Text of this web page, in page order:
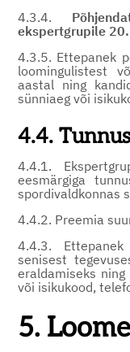
4.3.4.
ekspertgrupile
4.3.5. Ettepanek
loomingulistest
aastal ning
sünniaeg või
4.4.
4.4.1.
eesmärgiga
spordivaldkonnas
4.4.2. Preemia
4.4.3.
senisest
eraldamiseks
või isikukood,
5.